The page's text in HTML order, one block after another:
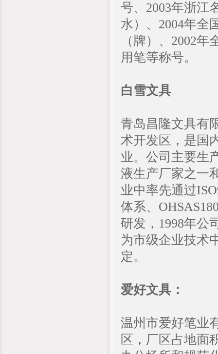
号、2003年浙江
水）、2004年全
（牌）、2002
用笔等称号。
白雪文具
青岛昌隆文具有
术开发区，是国
业。公司主要生
液生产厂家之一
业中率先通过
体系、
研发，1998年公
为市级企业技术
定。
爱好文具：
温州市爱好笔业
区，厂区占地面